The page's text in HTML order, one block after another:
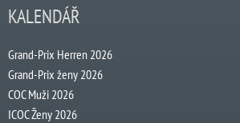
KALENDÁŘ
Grand-Prix Herren 2026
Grand-Prix ženy 2026
COC Muži 2026
ICOC Ženy 2026